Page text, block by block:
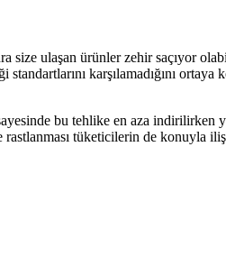
size ulaşan ürünler zehir
karşılamadığını
bu tehlike en aza
tüketicilerin de konuyla